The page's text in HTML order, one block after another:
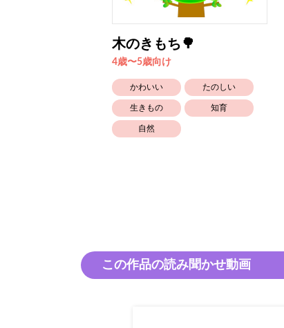
木のきもち🌳
4歳〜5歳向け
かわいい たのしい
生きもの 知育
自然
この作品の読み聞かせ動画